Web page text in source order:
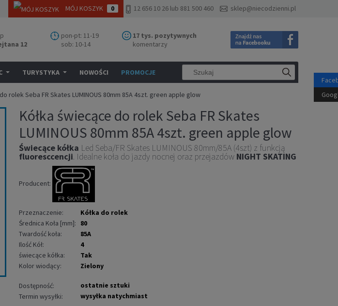
12 656 10 26 lub 881 500 460 sklep@niecodzienni.pl
MÓJ KOSZYK 0
12
pon-pt: 11-19
sob: 10-14
17 tys. pozytywnych
komentarzy
TURYSTYKA NOWOŚCI PROMOCJE
rolek Seba FR Skates LUMINOUS 80mm 85A 4szt. green apple glow
Kółka świecące do rolek Seba FR Skates
LUMINOUS 80mm 85A 4szt. green apple glow
Świecące kółka Led Seba/FR Skates LUMINOUS 80mm/85A (4szt) z funkcją
fluoresccencji. Idealne koła do jazdy nocnej oraz przejazdów NIGHT SKATING
Producent:
Przeznaczenie:
Kółka do rolek
Średnica Koła [mm]:
80
Twardość koła:
85A
Ilość Kół:
4
świecące kółka:
Tak
Kolor wiodący:
Zielony
Dostępność:
ostatnie sztuki
Termin wysyłki:
wysyłka natychmiast